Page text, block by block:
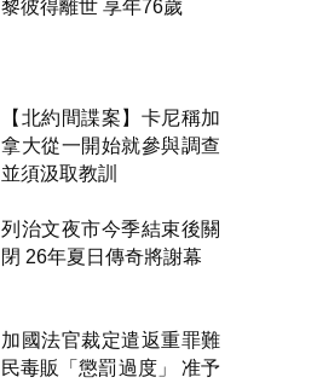
黎彼得離世 享年76歲
【北約間諜案】卡尼稱加
拿大從一開始就參與調查
並須汲取教訓
列治文夜市今季結束後關
閉 26年夏日傳奇將謝幕
加國法官裁定遣返重罪難
民毒販「懲罰過度」 准予